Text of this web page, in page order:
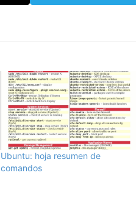
Ubuntu: hoja resumen de
comandos